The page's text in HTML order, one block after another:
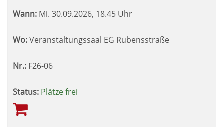
Wann: Mi. 30.09.2026, 18.45 Uhr
Wo:Veranstaltungssaal EG Rubensstraße
Nr.: F26-06
Status: Plätze frei